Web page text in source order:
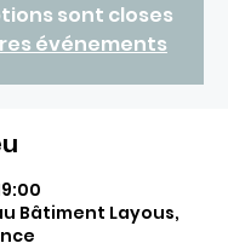
sont closes
événements
Bâtiment Layous,